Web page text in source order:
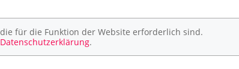
für die Funktion der Website erforderlich sind.
Datenschutzerklärung.